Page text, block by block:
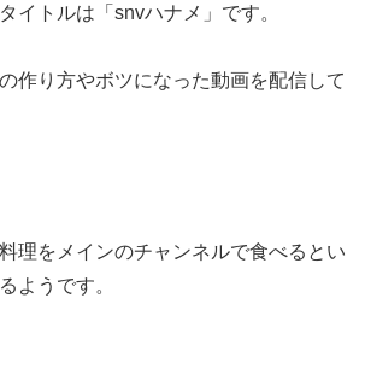
イトルは「snvハナメ」です。
作り方やボツになった動画を配信して
理をメインのチャンネルで食べるとい
ようです。